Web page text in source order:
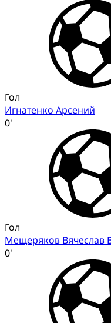
Гол
Игнатенко Арсений
0'
Гол
Мещеряков Вячеслав
0'